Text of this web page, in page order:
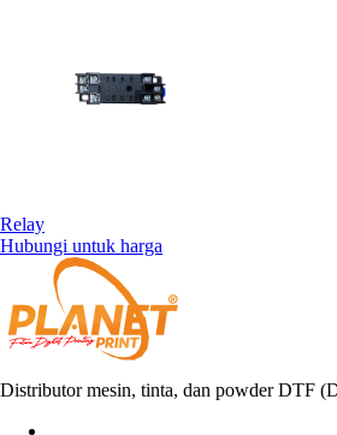
Relay
Hubungi untuk harga
Distributor mesin, tinta, dan powder DTF